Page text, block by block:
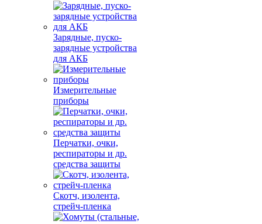
Зарядные, пуско-
зарядные устройства
для АКБ
Измерительные
приборы
Перчатки, очки,
респираторы и др.
средства защиты
Скотч, изолента,
стрейч-пленка